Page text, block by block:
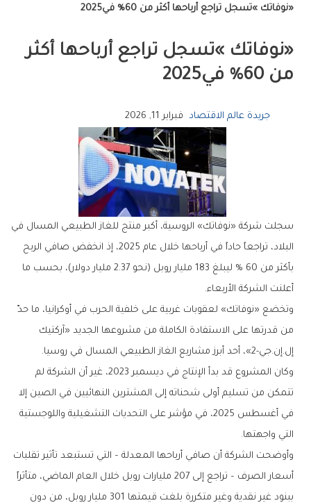
الرئيسية
‮«‬نوفاتك‮»‬‭ ‬تسجل‭ ‬تراجع‭ ‬أرباحها‭ ‬أكثر‭ ‬من‭ %‬60‭ ‬في‭ ‬2025
‬من‭ %‬60‭ ‬في‭ ‬2025
جريدة عالم الاقتصاد فبراير 11, 2026
سجلت شركة «نوفاتك» الروسية، أكبر منتج للغاز الطبيعي المسال في
البلاد، تراجعاً حاداً في أرباحها خلال عام 2025، إذ انخفض صافي الربح
بأكثر من 60 % ليبلغ 183 مليار روبل (نحو 2.37 مليار دولار)، بحسب ما
أعلنت الشركة الأربعاء.
وتخضع «نوفاتك» لعقوبات غربية على خلفية الحرب في أوكرانيا، ما حدّ
من قدرتها على الاستفادة الكاملة من مشروعها الجديد «آركتيك
إل.إن.جي-2»، أحد أبرز مشاريع الغاز الطبيعي المسال في روسيا.
وكان المشروع قد بدأ الإنتاج في ديسمبر 2023، غير أن الشركة لم
تتمكن من تسليم أولى شحناته إلى المشترين النهائيين في الصين إلا
في أغسطس 2025، في مؤشر على التحديات التشغيلية واللوجستية
التي واجهتها.
وأوضحت الشركة أن صافي أرباحها المعدلة – التي تستبعد تأثير تقلبات
أسعار الصرف – تراجع إلى 207 مليارات روبل خلال العام الماضي، متأثراً
ببنود غير نقدية وغير متكررة بلغت قيمتها 301 مليار روبل، من دون